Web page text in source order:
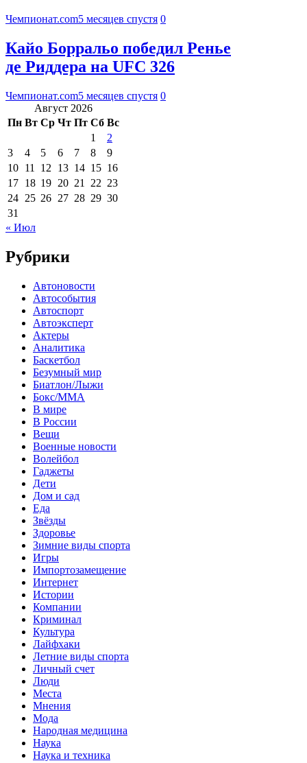
Чемпионат.com5 месяцев спустя 0
Кайо Борральо победил Ренье
де Риддера на UFC 326
Чемпионат.com5 месяцев спустя 0
Август 2026
Пн Вт Ср Чт Пт Сб Вс
1
2
3
4 5 6 7 8
9
10 11 12 13 14 15 16
17 18 19 20 21 22 23
24 25 26 27 28 29 30
31
« Июл
Рубрики
Автоновости
Автособытия
Автоспорт
Автоэксперт
Актеры
Аналитика
Баскетбол
Безумный мир
Биатлон/Лыжи
Бокс/MMA
В мире
В России
Вещи
Военные новости
Волейбол
Гаджеты
Дети
Дом и сад
Еда
Звёзды
Здоровье
Зимние виды спорта
Игры
Импортозамещение
Интернет
Истории
Компании
Криминал
Культура
Лайфхаки
Летние виды спорта
Личный счет
Люди
Места
Мнения
Мода
Народная медицина
Наука
Наука и техника